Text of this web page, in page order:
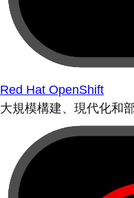
Red Hat OpenShift
大規模構建、現代化和